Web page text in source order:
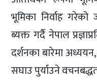
भूमिका निर्वाह
ब्यक्त गर्दै नेपाल
दर्शनका बारेमा
सघाउ पुर्याउने